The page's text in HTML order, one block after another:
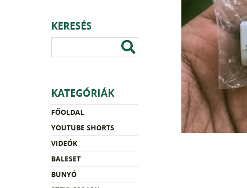
KERESÉS
KATEGÓRIÁK
FŐOLDAL
YOUTUBE SHORTS
VIDEÓK
BALESET
BUNYÓ